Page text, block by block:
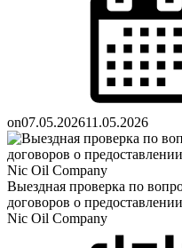
on07.05.202611.05.2026
Выездная проверка по
договоров о
Nic Oil Company